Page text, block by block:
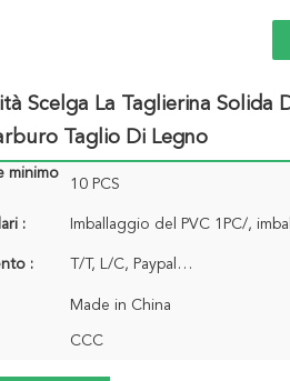
Scelga La Taglierina
Taglio Di Legno
minimo
10 PCS
:
: T/T, L/C, Paypal…
Made in China
CCC